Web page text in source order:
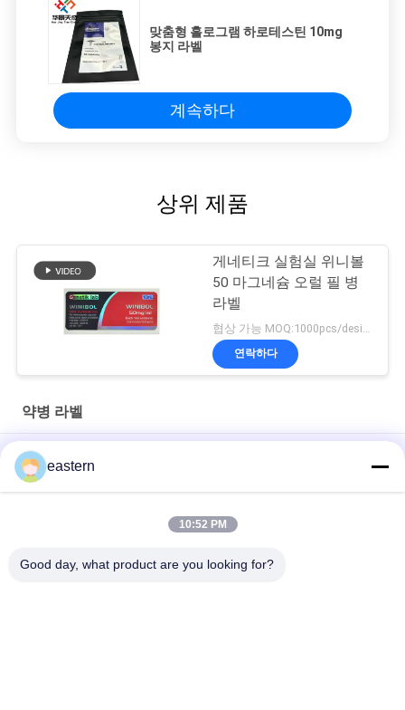
맞춤형 홀로그램 하로테스틴 10mg
봉지 라벨
계속하다
상위 제품
게네티크 실험실 위니볼
50 마그네슘 오럴 필 병
라벨
협상 가능 MOQ:1000pcs/design
연락하다
약병 라벨
경구용 시알리스 타달라필 100mg 라벨
SS-31 강한 접착제 라벨 펩타이드 플라스크 라벨
바이오멕스 실험실 기록저장소 동화작용 주문 제작된 브랜드와 광
eastern
10:52 PM
Good day, what product are you looking for?